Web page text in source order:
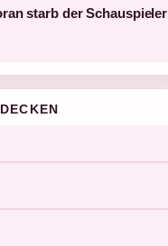
starb der Schauspieler